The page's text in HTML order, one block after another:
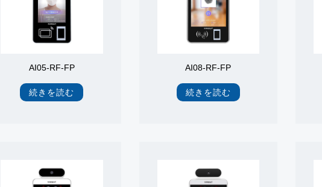
AI05-RF-FP
続きを読む
AI08-RF-FP
続きを読む